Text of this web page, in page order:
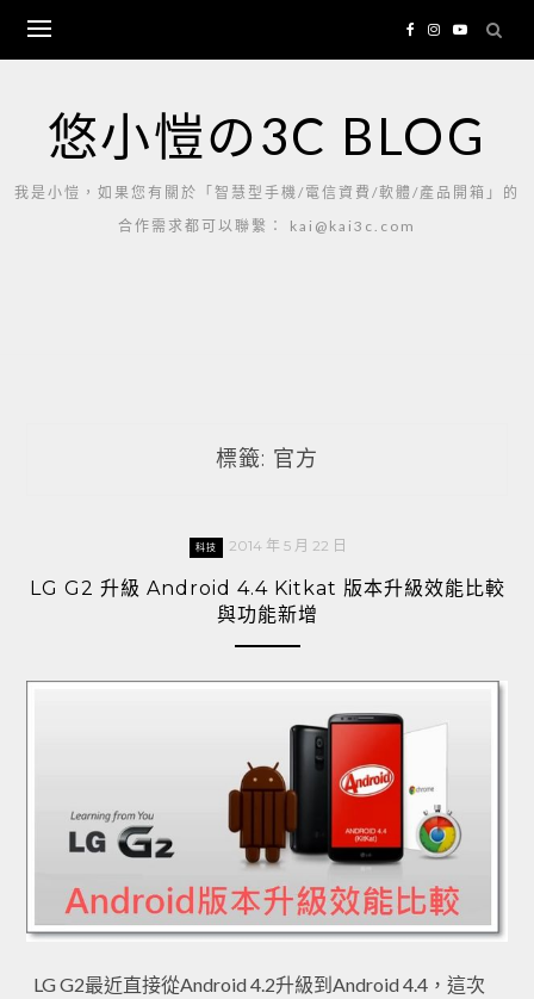
content
悠小愷の3C BLOG
我是小愷，如果您有關於「智慧型手機/電信資費/軟體/產品開箱」的
合作需求都可以聯繫： kai@kai3c.com
標籤: 官方
科技 2014 年 5 月 22 日
LG G2 升級 Android 4.4 Kitkat 版本升級效能比較
與功能新增
LG G2最近直接從Android 4.2升級到Android 4.4，這次